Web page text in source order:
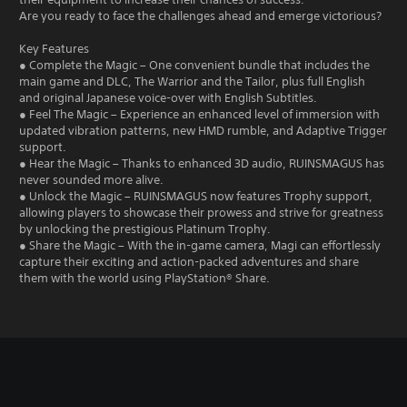
Are you ready to face the challenges ahead and emerge victorious?
Key Features
● Complete the Magic – One convenient bundle that includes the
main game and DLC, The Warrior and the Tailor, plus full English
and original Japanese voice-over with English Subtitles.
● Feel The Magic – Experience an enhanced level of immersion with
updated vibration patterns, new HMD rumble, and Adaptive Trigger
support.
● Hear the Magic – Thanks to enhanced 3D audio, RUINSMAGUS has
never sounded more alive.
● Unlock the Magic – RUINSMAGUS now features Trophy support,
allowing players to showcase their prowess and strive for greatness
by unlocking the prestigious Platinum Trophy.
● Share the Magic – With the in-game camera, Magi can effortlessly
capture their exciting and action-packed adventures and share
them with the world using PlayStation® Share.